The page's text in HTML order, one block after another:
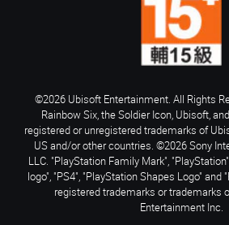
©2026 Ubisoft Entertainment. All Rights
Rainbow Six, the Soldier Icon, Ubisoft,
registered or unregistered trademarks of
US and/or other countries. ©2026 Sony
LLC. "PlayStation Family Mark",
logo", "PS4", "PlayStation Shapes Logo"
registered trademarks or trademarks
Entertainment Inc.